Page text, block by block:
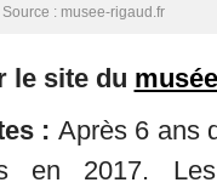
Source : musee-rigaud.fr
le site du
: Après 6 ans
en 2017. Les